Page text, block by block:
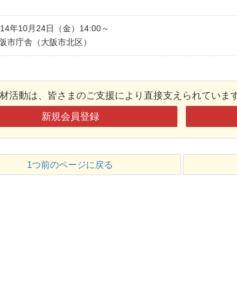
年10月24日（金）14:00～
市庁舎（大阪市北区）
活動は、皆さまのご支援により直接支えられていま
新規会員登録
1つ前のページに戻る